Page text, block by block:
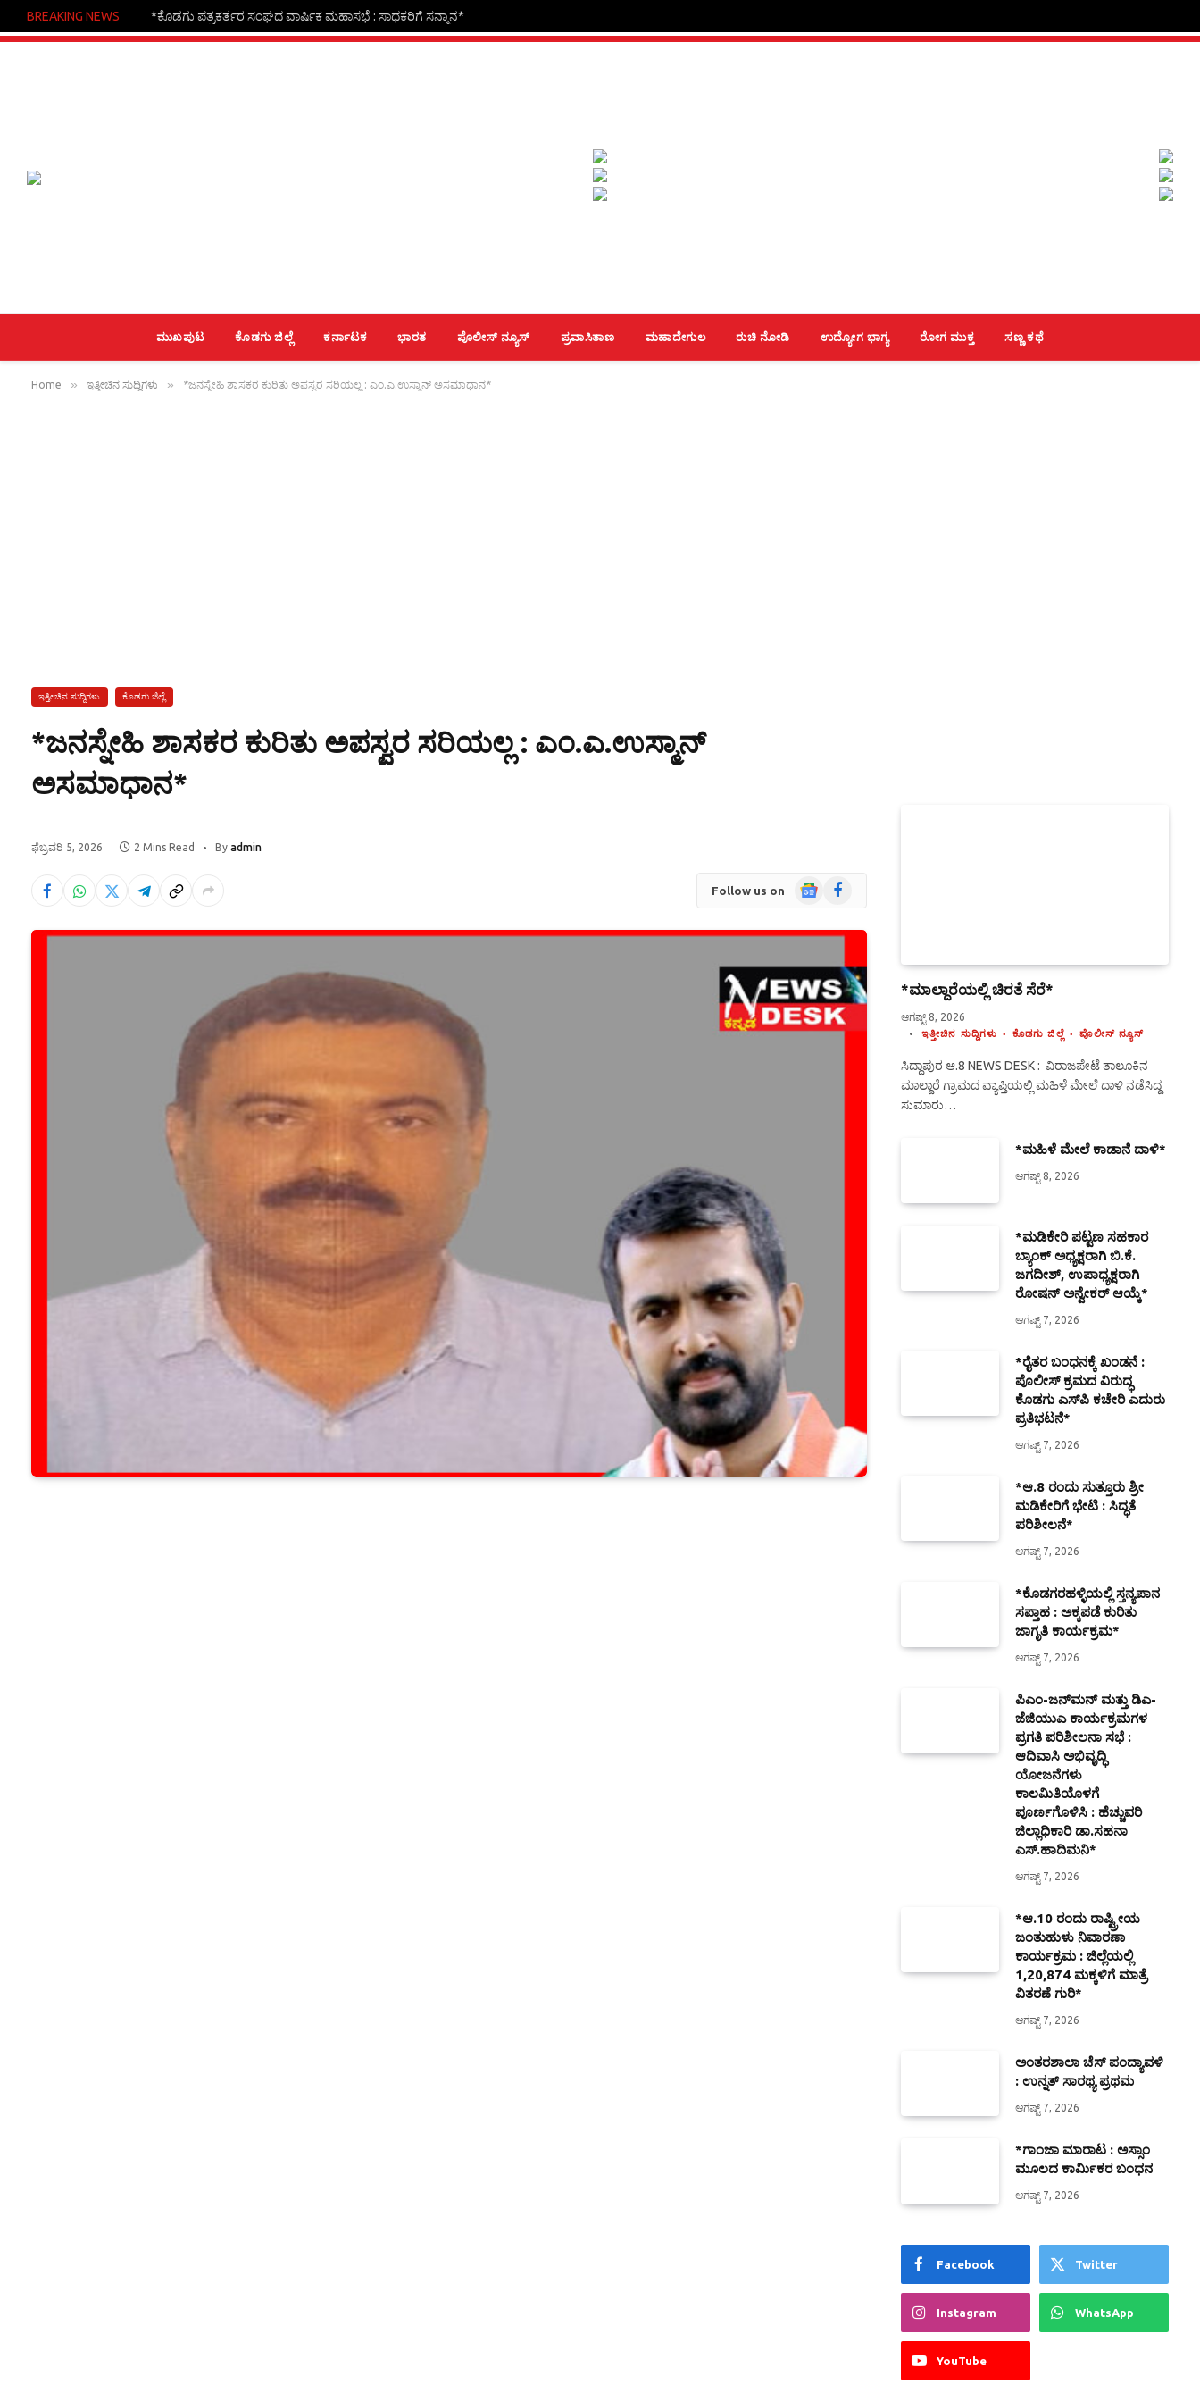
BREAKING NEWS *ಕೊಡಗು ಪತ್ರಕರ್ತರ ಸಂಘದ ವಾರ್ಷಿಕ ಮಹಾಸಭೆ : ಸಾಧಕರಿಗೆ ಸನ್ಮಾನ*
ಮುಖಪುಟ ಕೊಡಗು ಜಿಲ್ಲೆ ಕರ್ನಾಟಕ ಭಾರತ ಪೊಲೀಸ್ ನ್ಯೂಸ್ ಪ್ರವಾಸಿತಾಣ ಮಹಾದೇಗುಲ ರುಚಿ ನೋಡಿ ಉದ್ಯೋಗ ಭಾಗ್ಯ ರೋಗ ಮುಕ್ತ ಸಣ್ಣ ಕಥೆ
Home » ಇತ್ತೀಚಿನ ಸುದ್ದಿಗಳು » *ಜನಸ್ನೇಹಿ ಶಾಸಕರ ಕುರಿತು ಅಪಸ್ವರ ಸರಿಯಲ್ಲ : ಎಂ.ಎ.ಉಸ್ಮಾನ್ ಅಸಮಾಧಾನ*
ಇತ್ತೀಚಿನ ಸುದ್ದಿಗಳು ಕೊಡಗು ಜಿಲ್ಲೆ
*ಜನಸ್ನೇಹಿ ಶಾಸಕರ ಕುರಿತು ಅಪಸ್ವರ ಸರಿಯಲ್ಲ : ಎಂ.ಎ.ಉಸ್ಮಾನ್
ಅಸಮಾಧಾನ*
ಫೆಬ್ರವರಿ 5, 2026 2 Mins Read By admin
Follow us on
GoogleFacebook
*ಮಾಲ್ದಾರೆಯಲ್ಲಿ ಚಿರತೆ ಸೆರೆ*
ಆಗಷ್ಟ್ 8, 2026
ಇತ್ತೀಚಿನ ಸುದ್ದಿಗಳು ಕೊಡಗು ಜಿಲ್ಲೆ ಪೊಲೀಸ್ ನ್ಯೂಸ್
ಸಿದ್ದಾಪುರ ಆ.8 NEWS DESK : ವಿರಾಜಪೇಟೆ ತಾಲೂಕಿನ
ಮಾಲ್ದಾರೆ ಗ್ರಾಮದ ವ್ಯಾಪ್ತಿಯಲ್ಲಿ ಮಹಿಳೆ ಮೇಲೆ ದಾಳಿ ನಡೆಸಿದ್ದ
ಸುಮಾರು…
*ಮಹಿಳೆ ಮೇಲೆ ಕಾಡಾನೆ ದಾಳಿ*
ಆಗಷ್ಟ್ 8, 2026
*ಮಡಿಕೇರಿ ಪಟ್ಟಣ ಸಹಕಾರ
ಬ್ಯಾಂಕ್ ಅಧ್ಯಕ್ಷರಾಗಿ ಬಿ.ಕೆ.
ಜಗದೀಶ್, ಉಪಾಧ್ಯಕ್ಷರಾಗಿ
ರೋಷನ್ ಅನ್ವೇಕರ್ ಆಯ್ಕೆ*
ಆಗಷ್ಟ್ 7, 2026
*ರೈತರ ಬಂಧನಕ್ಕೆ ಖಂಡನೆ :
ಪೊಲೀಸ್ ಕ್ರಮದ ವಿರುದ್ಧ
ಕೊಡಗು ಎಸ್‍ಪಿ ಕಚೇರಿ ಎದುರು
ಪ್ರತಿಭಟನೆ*
ಆಗಷ್ಟ್ 7, 2026
*ಆ.8 ರಂದು ಸುತ್ತೂರು ಶ್ರೀ
ಮಡಿಕೇರಿಗೆ ಭೇಟಿ : ಸಿದ್ಧತೆ
ಪರಿಶೀಲನೆ*
ಆಗಷ್ಟ್ 7, 2026
*ಕೊಡಗರಹಳ್ಳಿಯಲ್ಲಿ ಸ್ತನ್ಯಪಾನ
ಸಪ್ತಾಹ : ಅಕ್ಕಪಡೆ ಕುರಿತು
ಜಾಗೃತಿ ಕಾರ್ಯಕ್ರಮ*
ಆಗಷ್ಟ್ 7, 2026
ಪಿಎಂ-ಜನ್‍ಮನ್ ಮತ್ತು ಡಿಎ-
ಜೆಜಿಯುಎ ಕಾರ್ಯಕ್ರಮಗಳ
ಪ್ರಗತಿ ಪರಿಶೀಲನಾ ಸಭೆ :
ಆದಿವಾಸಿ ಅಭಿವೃದ್ಧಿ
ಯೋಜನೆಗಳು
ಕಾಲಮಿತಿಯೊಳಗೆ
ಪೂರ್ಣಗೊಳಿಸಿ : ಹೆಚ್ಚುವರಿ
ಜಿಲ್ಲಾಧಿಕಾರಿ ಡಾ.ಸಹನಾ
ಎಸ್.ಹಾದಿಮನಿ*
ಆಗಷ್ಟ್ 7, 2026
*ಆ.10 ರಂದು ರಾಷ್ಟ್ರೀಯ
ಜಂತುಹುಳು ನಿವಾರಣಾ
ಕಾರ್ಯಕ್ರಮ : ಜಿಲ್ಲೆಯಲ್ಲಿ
1,20,874 ಮಕ್ಕಳಿಗೆ ಮಾತ್ರೆ
ವಿತರಣೆ ಗುರಿ*
ಆಗಷ್ಟ್ 7, 2026
ಅಂತರಶಾಲಾ ಚೆಸ್ ಪಂದ್ಯಾವಳಿ
: ಉನ್ನತ್ ಸಾರಥ್ಯ ಪ್ರಥಮ
ಆಗಷ್ಟ್ 7, 2026
*ಗಾಂಜಾ ಮಾರಾಟ : ಅಸ್ಸಾಂ
ಮೂಲದ ಕಾರ್ಮಿಕರ ಬಂಧನ
ಆಗಷ್ಟ್ 7, 2026
Facebook Twitter
Instagram WhatsApp
YouTube